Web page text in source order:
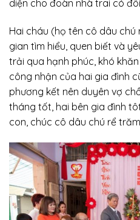
diện cho đoàn nhà trai có
Hai cháu (họ tên cô dâu
gian tìm hiểu, quen biết và
trải qua hạnh phúc, khó
công nhận của hai gia đình
phương kết nên duyên vợ
tháng tốt, hai bên gia đình
con, chúc cô dâu chú rể